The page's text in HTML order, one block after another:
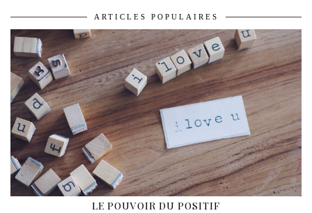
ARTICLES POPULAIRES
LE POUVOIR DU POSITIF